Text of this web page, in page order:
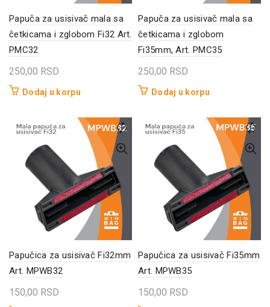
Papuča za usisivač mala sa
četkicama i zglobom Fi32 Art.
PMC32
250,00 RSD
Dodaj u korpu
Papuča za usisivač mala sa
četkicama i zglobom
Fi35mm, Art. PMC35
250,00 RSD
Dodaj u korpu
Papučica za usisivač Fi32mm
Art. MPWB32
150,00 RSD
Papučica za usisivač Fi35mm
Art. MPWB35
150,00 RSD